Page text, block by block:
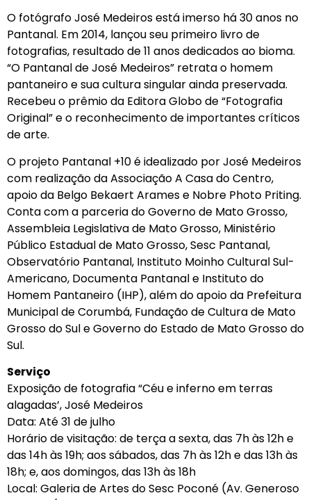
O fotógrafo José Medeiros está imerso há 30 anos no
Pantanal. Em 2014, lançou seu primeiro livro de
fotografias, resultado de 11 anos dedicados ao bioma.
“O Pantanal de José Medeiros” retrata o homem
pantaneiro e sua cultura singular ainda preservada.
Recebeu o prêmio da Editora Globo de “Fotografia
Original” e o reconhecimento de importantes críticos
de arte.
O projeto Pantanal +10 é idealizado por José Medeiros
com realização da Associação A Casa do Centro,
apoio da Belgo Bekaert Arames e Nobre Photo Priting.
Conta com a parceria do Governo de Mato Grosso,
Assembleia Legislativa de Mato Grosso, Ministério
Público Estadual de Mato Grosso, Sesc Pantanal,
Observatório Pantanal, Instituto Moinho Cultural Sul-
Americano, Documenta Pantanal e Instituto do
Homem Pantaneiro (IHP), além do apoio da Prefeitura
Municipal de Corumbá, Fundação de Cultura de Mato
Grosso do Sul e Governo do Estado de Mato Grosso do
Sul.
Serviço
Exposição de fotografia “Céu e inferno em terras
alagadas’, José Medeiros
Data: Até 31 de julho
Horário de visitação: de terça a sexta, das 7h às 12h e
das 14h às 19h; aos sábados, das 7h às 12h e das 13h às
18h; e, aos domingos, das 13h às 18h
Local: Galeria de Artes do Sesc Poconé (Av. Generoso